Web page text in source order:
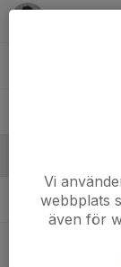
Anand
Sean
Vi
webbplats
även för